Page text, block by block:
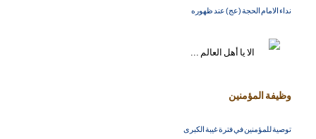
نداء الامام الحجة (عج) عند ظهوره
وظيفة المؤمنين
توصية للمؤمنين في فترة غيبة الكبرى